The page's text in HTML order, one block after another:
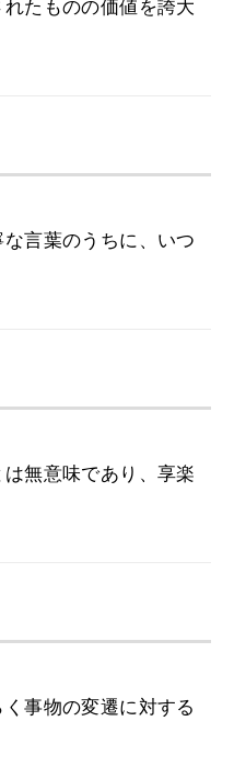
たものの価値を誇大
言葉のうちに、いつ
無意味であり、享楽
事物の変遷に対する